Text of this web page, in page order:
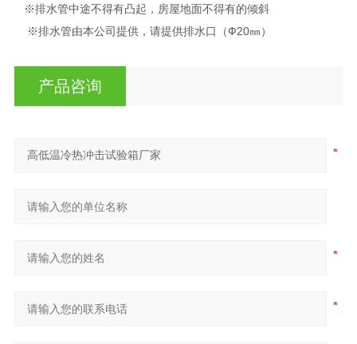
※排水管中途不得有凸起，房屋地面不得有的倾斜
※排水管由本公司提供，请提供排水口（Ф20㎜）
产品咨询